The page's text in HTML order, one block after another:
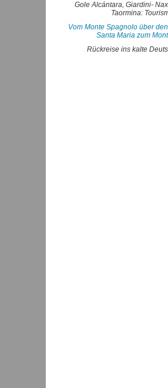
Gole Alcántara, Giardini-
Taormina:
Vom Monte Spagnolo über
Santa Maria zum
Rückreise ins kalte